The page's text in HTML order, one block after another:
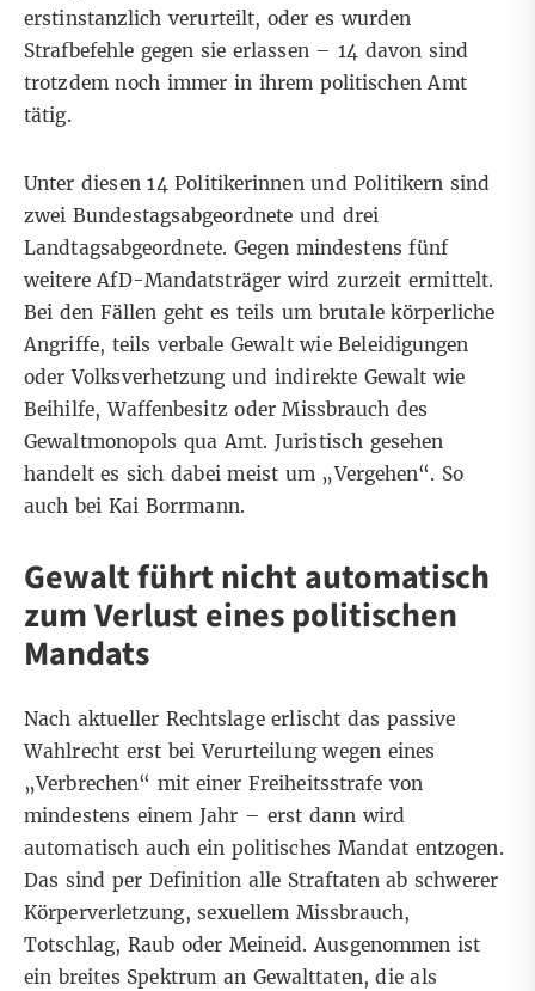
erstinstanzlich verurteilt, oder es wurden
Strafbefehle gegen sie erlassen – 14 davon sind
trotzdem noch immer in ihrem politischen Amt
tätig.
Unter diesen 14 Politikerinnen und Politikern sind
zwei Bundestagsabgeordnete und drei
Landtagsabgeordnete. Gegen mindestens fünf
weitere AfD-Mandatsträger wird zurzeit ermittelt.
Bei den Fällen geht es teils um brutale körperliche
Angriffe, teils verbale Gewalt wie Beleidigungen
oder Volksverhetzung und indirekte Gewalt wie
Beihilfe, Waffenbesitz oder Missbrauch des
Gewaltmonopols qua Amt. Juristisch gesehen
handelt es sich dabei meist um „Vergehen“. So
auch bei Kai Borrmann.
Gewalt führt nicht automatisch
zum Verlust eines politischen
Mandats
Nach aktueller Rechtslage erlischt das passive
Wahlrecht erst bei Verurteilung wegen eines
„Verbrechen“ mit einer Freiheitsstrafe von
mindestens einem Jahr – erst dann wird
automatisch auch ein politisches Mandat entzogen.
Das sind per Definition alle Straftaten ab schwerer
Körperverletzung, sexuellem Missbrauch,
Totschlag, Raub oder Meineid. Ausgenommen ist
ein breites Spektrum an Gewalttaten, die als